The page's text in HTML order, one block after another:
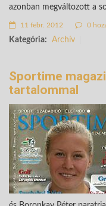
azonban megváltozott a
11 febr. 2012 0
Kategória: Archív
Sportime
tartalommal